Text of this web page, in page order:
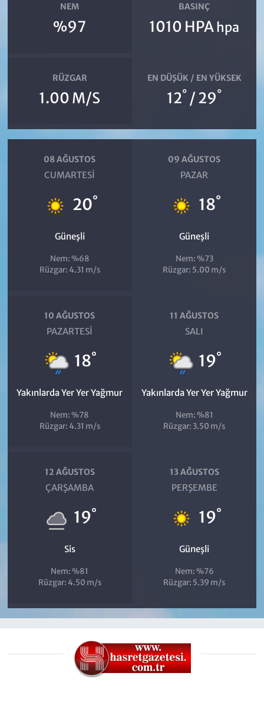
NEM
%97
BASINÇ
1010 HPA hpa
RÜZGAR
1.00 M/S
EN DÜŞÜK / EN YÜKSEK
12° / 29°
08 AĞUSTOS
CUMARTESI
20°
Güneşli
Nem: %68
Rüzgar: 4.31 m/s
09 AĞUSTOS
PAZAR
18°
Güneşli
Nem: %73
Rüzgar: 5.00 m/s
10 AĞUSTOS
PAZARTESI
18°
Yakınlarda Yer Yer Yağmur
Nem: %78
Rüzgar: 4.31 m/s
11 AĞUSTOS
SALI
19°
Yakınlarda Yer Yer Yağmur
Nem: %81
Rüzgar: 3.50 m/s
12 AĞUSTOS
ÇARŞAMBA
19°
Sis
Nem: %81
Rüzgar: 4.50 m/s
13 AĞUSTOS
PERŞEMBE
19°
Güneşli
Nem: %76
Rüzgar: 5.39 m/s